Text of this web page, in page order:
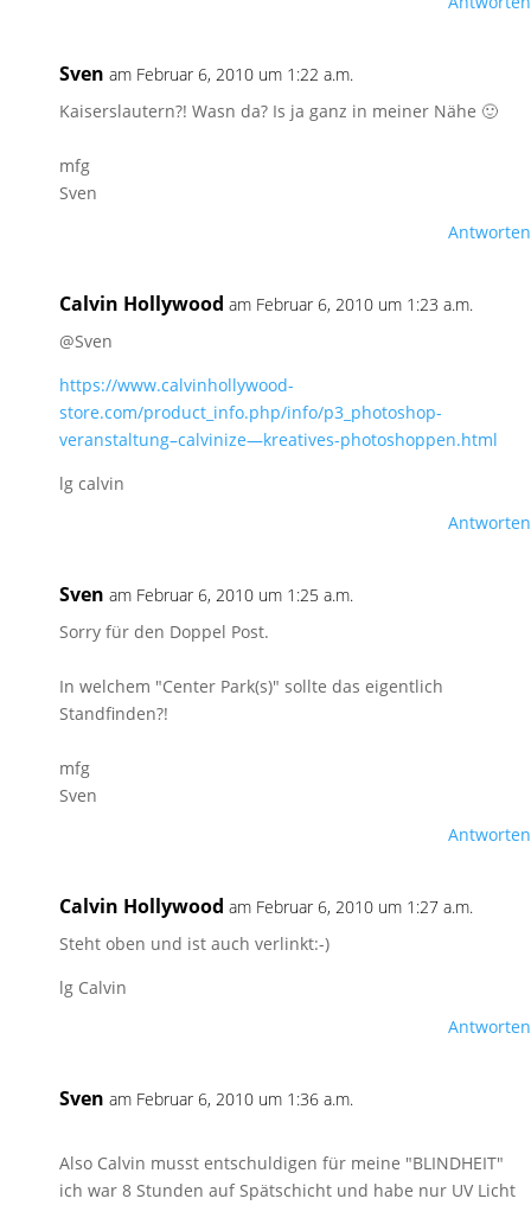
Sven am Februar 6, 2010 um 1:22 a.m.
Kaiserslautern?! Wasn da? Is ja ganz in meiner Nähe 🙂
mfg
Sven
Antworten
Calvin Hollywood am Februar 6, 2010 um 1:23 a.m.
@Sven
https://www.calvinhollywood-
store.com/product_info.php/info/p3_photoshop-
veranstaltung–calvinize—kreatives-photoshoppen.html
lg calvin
Antworten
Sven am Februar 6, 2010 um 1:25 a.m.
Sorry für den Doppel Post.
In welchem "Center Park(s)" sollte das eigentlich
Standfinden?!
mfg
Sven
Antworten
Calvin Hollywood am Februar 6, 2010 um 1:27 a.m.
Steht oben und ist auch verlinkt:-)
lg Calvin
Antworten
Sven am Februar 6, 2010 um 1:36 a.m.
Also Calvin musst entschuldigen für meine "BLINDHEIT"
ich war 8 Stunden auf Spätschicht und habe nur UV Licht